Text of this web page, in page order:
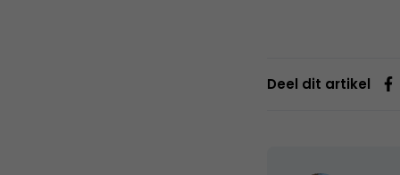
Deel dit artikel